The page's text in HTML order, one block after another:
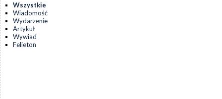
Wszystkie
Wiadomość
Wydarzenie
Artykuł
Wywiad
Felieton